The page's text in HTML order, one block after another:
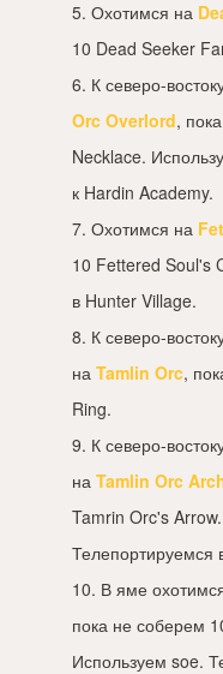
5. Охотимся на
10 Dead Seeker
6. К северо-
Orc Overlord,
Necklace.
к Hardin Academy.
7. Охотимся на
10 Fettered Soul's
в Hunter Village.
8. К северо-
на Tamlin Orc,
Ring.
9. К северо-
на Tamlin Orc
Tamrin Orc's
Телепортируемся
10. В яме
пока не соберем
Используем soe.